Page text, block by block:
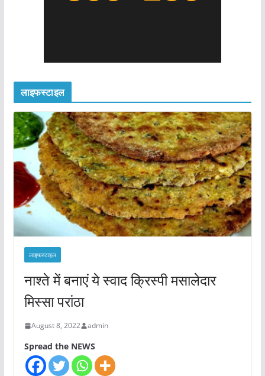
लाइफस्टाइल
लाइफस्टाइल
नाश्ते में बनाएं ये स्वाद क्रिस्पी मसालेदार
मिस्सा परांठा
August 8, 2022 admin
Spread the NEWS